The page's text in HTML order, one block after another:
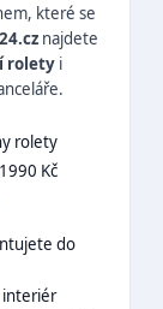
které se
najdete
rolety i
rolety
Kč
do
interiér